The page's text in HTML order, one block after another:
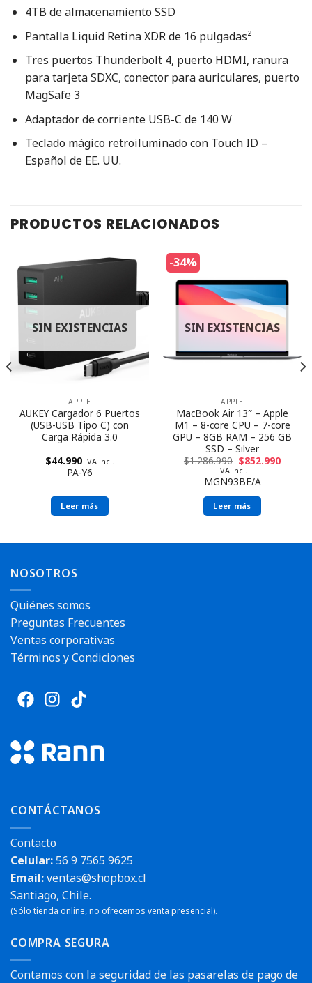
4TB de almacenamiento SSD
Pantalla Liquid Retina XDR de 16 pulgadas²
Tres puertos Thunderbolt 4, puerto HDMI, ranura
para tarjeta SDXC, conector para auriculares, puerto
MagSafe 3
Adaptador de corriente USB-C de 140 W
Teclado mágico retroiluminado con Touch ID –
Español de EE. UU.
PRODUCTOS RELACIONADOS
SIN EXISTENCIAS
APPLE
AUKEY Cargador 6 Puertos
(USB-USB Tipo C) con
Carga Rápida 3.0
$44.990 IVA Incl.
PA-Y6
Leer más
-34%
SIN EXISTENCIAS
APPLE
MacBook Air 13″ – Apple
M1 – 8-core CPU – 7-core
GPU – 8GB RAM – 256 GB
SSD – Silver
$1.286.990 $852.990
IVA Incl.
MGN93BE/A
Leer más
NOSOTROS
Quiénes somos
Preguntas Frecuentes
Ventas corporativas
Términos y Condiciones
CONTÁCTANOS
Contacto
Celular:56 9 7565 9625
Email:ventas@shopbox.cl
Santiago, Chile.
(Sólo tienda online, no ofrecemos venta presencial).
COMPRA SEGURA
Contamos con la seguridad de las pasarelas de pago de